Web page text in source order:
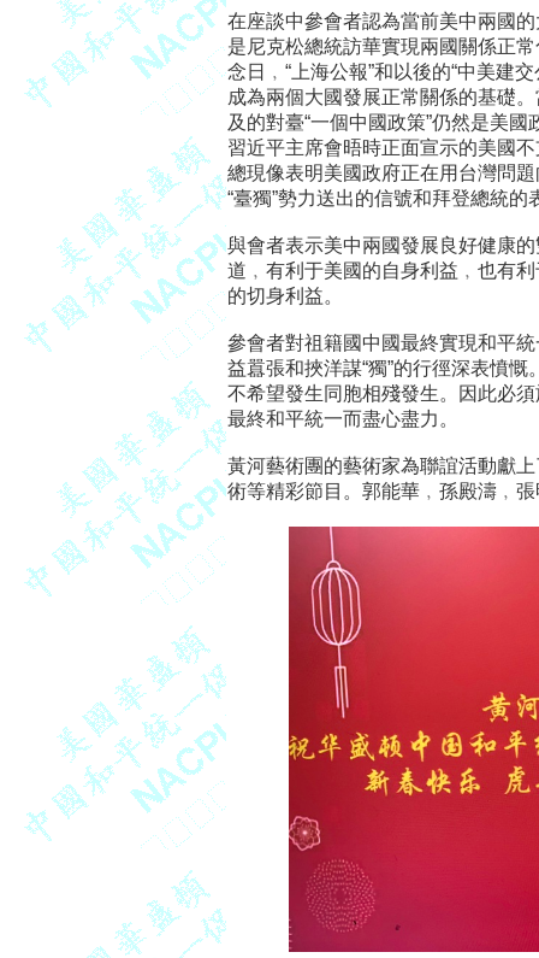
在座談中參會者認為當前美中兩國
是尼克松總統訪華實現兩國關係正
念日﹐“上海公報”和以後的“中美建
成為兩個大國發展正常關係的基礎
及的對臺“一個中國政策”仍然是美
習近平主席會晤時正面宣示的美國
總現像表明美國政府正在用台灣問
“臺獨”勢力送出的信號和拜登總統的
與會者表示美中兩國發展良好健康
道﹐有利于美國的自身利益﹐也有
的切身利益。
參會者對祖籍國中國最終實現和平
益囂張和挾洋謀“獨”的行徑深表憤
不希望發生同胞相殘發生。因此必
最終和平統一而盡心盡力。
黃河藝術團的藝術家為聯誼活動獻